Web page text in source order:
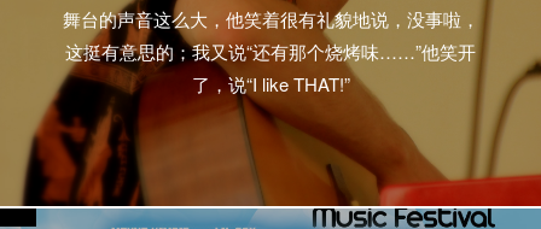
舞台的声音这么大，他笑着很有礼貌地说，没事啦，
这挺有意思的；我又说“还有那个烧烤味……”他笑开
了，说“I like THAT!”